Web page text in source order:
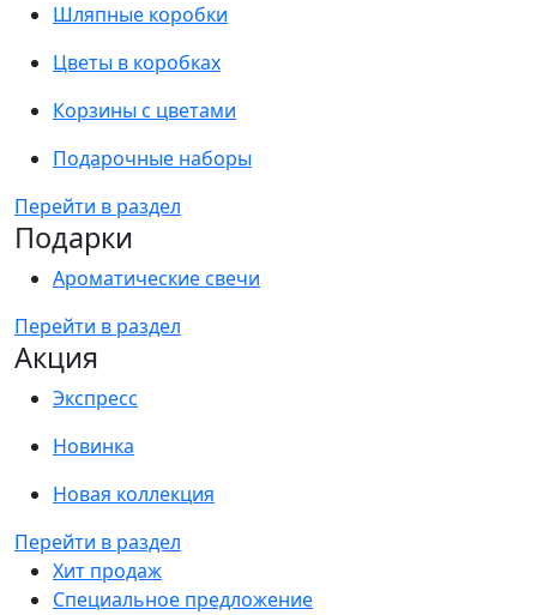
Шляпные коробки
Цветы в коробках
Корзины с цветами
Подарочные наборы
Перейти в раздел
Подарки
Ароматические свечи
Перейти в раздел
Акция
Экспресс
Новинка
Новая коллекция
Перейти в раздел
Хит продаж
Специальное предложение